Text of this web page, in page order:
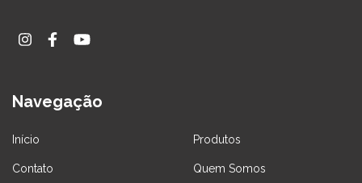
Navegação
Início Produtos
Contato Quem Somos